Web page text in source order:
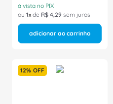
à vista no PIX
ou 1 de R$ 4,29 sem juros
adicionar ao carrinho
12% OFF